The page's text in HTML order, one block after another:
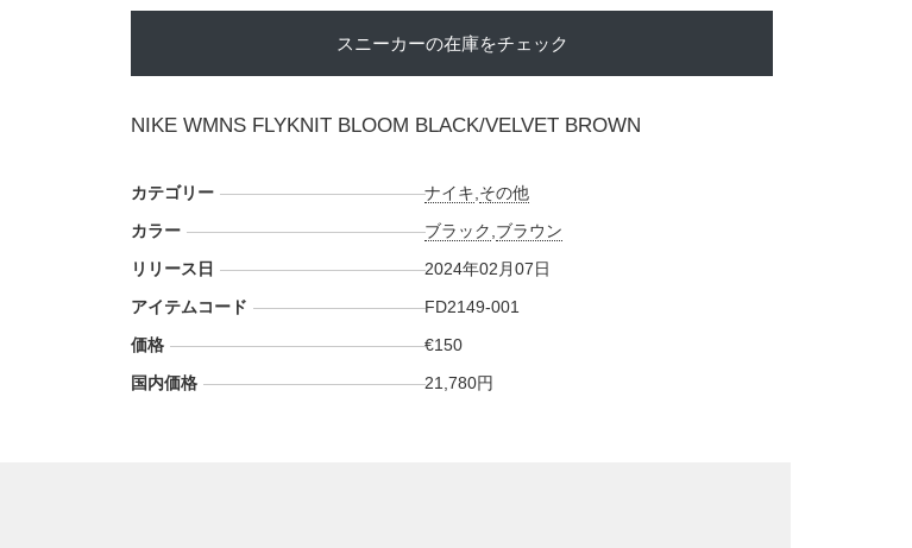
スニーカーの在庫をチェック
NIKE WMNS FLYKNIT BLOOM BLACK/VELVET BROWN
カテゴリー ナイキ その他
カラー
ブラック ブラウン
リリース日
2024年02月07日
アイテムコード
FD2149-001
価格
€150
国内価格
21,780円